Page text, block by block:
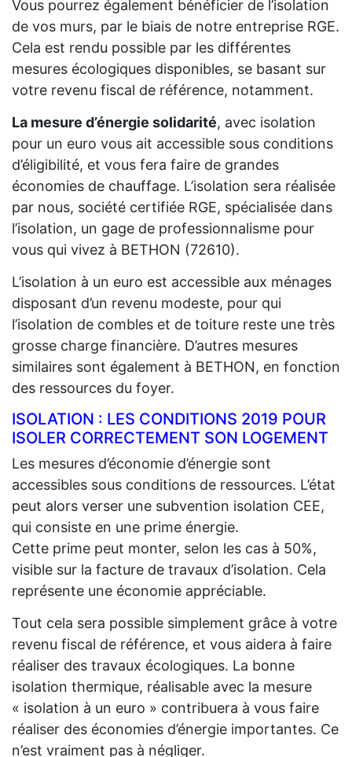
Vous pourrez également bénéficier de l’isolation
de vos murs, par le biais de notre entreprise RGE.
Cela est rendu possible par les différentes
mesures écologiques disponibles, se basant sur
votre revenu fiscal de référence, notamment.
La mesure d’énergie solidarité, avec isolation
pour un euro vous ait accessible sous conditions
d’éligibilité, et vous fera faire de grandes
économies de chauffage. L’isolation sera réalisée
par nous, société certifiée RGE, spécialisée dans
l’isolation, un gage de professionnalisme pour
vous qui vivez à BETHON (72610).
L’isolation à un euro est accessible aux ménages
disposant d’un revenu modeste, pour qui
l’isolation de combles et de toiture reste une très
grosse charge financière. D’autres mesures
similaires sont également à BETHON, en fonction
des ressources du foyer.
ISOLATION : LES CONDITIONS 2019 POUR
ISOLER CORRECTEMENT SON LOGEMENT
Les mesures d’économie d’énergie sont
accessibles sous conditions de ressources. L’état
peut alors verser une subvention isolation CEE,
qui consiste en une prime énergie.
Cette prime peut monter, selon les cas à 50%,
visible sur la facture de travaux d’isolation. Cela
représente une économie appréciable.
Tout cela sera possible simplement grâce à votre
revenu fiscal de référence, et vous aidera à faire
réaliser des travaux écologiques. La bonne
isolation thermique, réalisable avec la mesure
« isolation à un euro » contribuera à vous faire
réaliser des économies d’énergie importantes. Ce
n’est vraiment pas à négliger.